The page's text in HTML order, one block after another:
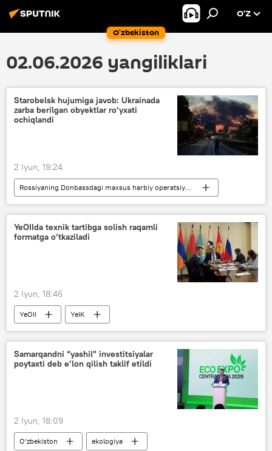
O‘zbekiston
O’Z
02.06.2026 yangiliklari
Starobelsk hujumiga javob: Ukrainada
zarba berilgan obyektlar ro‘yxati
ochiqlandi
2 Iyun, 19:24
Rossiyaning Donbassdagi maxsus harbiy operatsiyasi
Dunyo yangiliklari
Dunyoda
Kiyev
Rossiya Mudofaa vazirligi
gipertovush qurol
YeOIIda texnik tartibga solish raqamli
formatga o‘tkaziladi
2 Iyun, 18:46
YeOII
YeIK
raqamli texnologiyalar
loyiha
hamkorlik
O‘zbekiston va YeOII
Samarqandni “yashil” investitsiyalar
poytaxti deb e’lon qilish taklif etildi
2 Iyun, 18:09
O‘zbekiston
ekologiya